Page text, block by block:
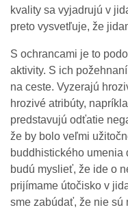
kvality sa vyjadrujú v
preto vysvetľuje, že
S ochrancami je to
aktivity. S ich
na ceste. Vyzerajú
hrozivé atribúty,
predstavujú odťatie
že by bolo veľmi
buddhistického umenia
budú myslieť, že ide o
prijímame útočisko v
sme zabúdať, že nie sú